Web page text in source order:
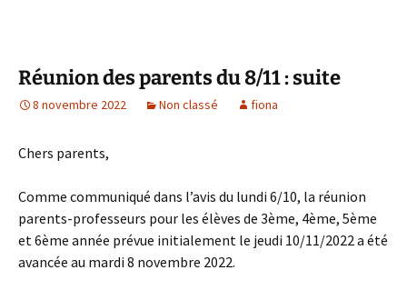
Réunion des parents du 8/11 : suite
8 novembre 2022 Non classé fiona
Chers parents,
Comme communiqué dans l’avis du lundi 6/10, la réunion
parents-professeurs pour les élèves de 3ème, 4ème, 5ème
et 6ème année prévue initialement le jeudi 10/11/2022 a été
avancée au mardi 8 novembre 2022.